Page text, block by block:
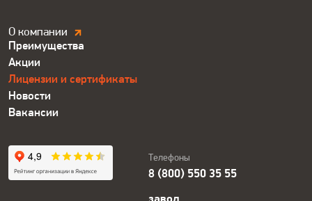
Компания.
Футер
О компании
Преимущества
Акции
Лицензии и сертификаты
Новости
Вакансии
Телефоны
8 (800) 550 35 55